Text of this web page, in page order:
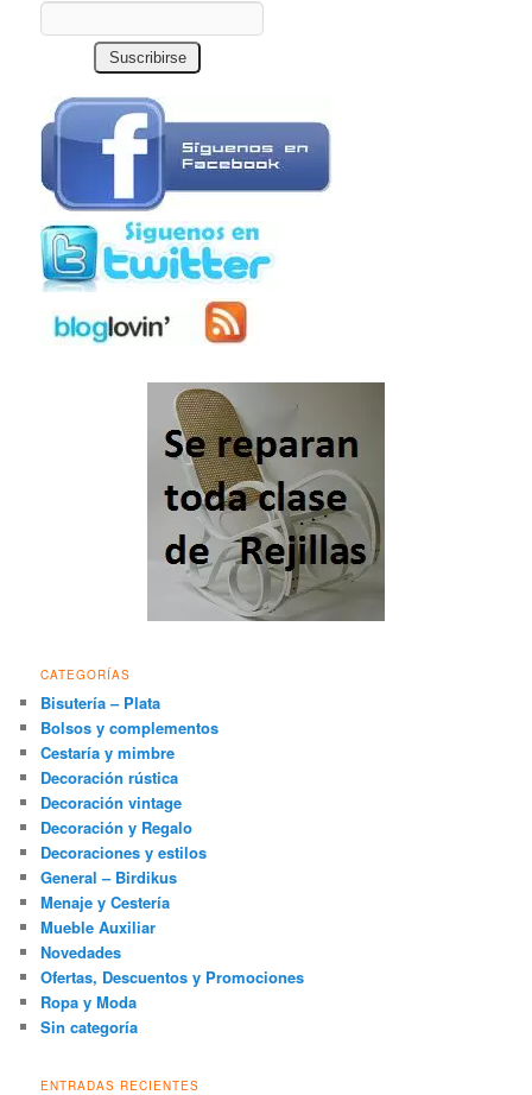
CATEGORÍAS
Bisutería – Plata
Bolsos y complementos
Cestaría y mimbre
Decoración rústica
Decoración vintage
Decoración y Regalo
Decoraciones y estilos
General – Birdikus
Menaje y Cestería
Mueble Auxiliar
Novedades
Ofertas, Descuentos y Promociones
Ropa y Moda
Sin categoría
ENTRADAS RECIENTES